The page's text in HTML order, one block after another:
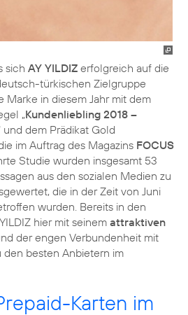
sich AY YILDIZ erfolgreich auf die
türkischen Zielgruppe
Marke in diesem Jahr mit dem
„Kundenliebling 2018 –
und dem Prädikat Gold
im Auftrag des Magazins FOCUS
Studie wurden insgesamt 53
aus den sozialen Medien zu
die in der Zeit von Juni
wurden. Bereits in den
hier mit seinem attraktiven
der engen Verbundenheit mit
den besten Anbietern im
Karten im